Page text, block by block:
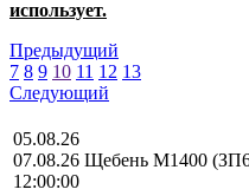
использует.
Предыдущий
7 8 9 10 11 12 13
Следующий
05.08.26
07.08.26
12:00:00
Щебень М1400